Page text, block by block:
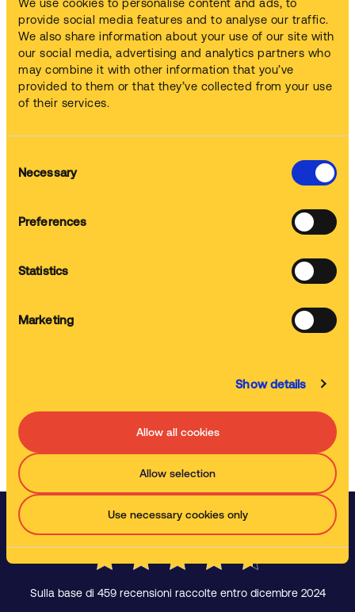
We use cookies to personalise content and ads, to
provide social media features and to analyse our traffic.
We also share information about your use of our site with
our social media, advertising and analytics partners who
may combine it with other information that you’ve
provided to them or that they’ve collected from your use
of their services.
Necessary
Preferences
Statistics
Marketing
Show details
Allow all cookies
Allow selection
Use necessary cookies only
Liquido di lavaggio
Forniamo il liquido di lavaggio più adatto.
Mostriamo al tuo staff come utilizzare la macchina al meglio.
Puliamo e manuteniamo la macchina regolarmente.
Cosa pensano i nostri clienti di noi?
Sulla base di 459 recensioni raccolte entro dicembre 2024